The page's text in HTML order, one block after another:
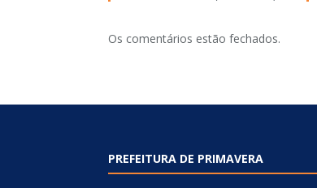
Os comentários estão fechados.
PREFEITURA DE PRIMAVERA